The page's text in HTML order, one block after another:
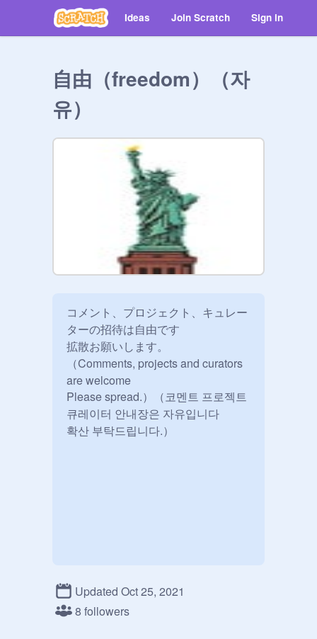
Ideas Join Scratch Sign in
自由（freedom）（자
유）
コメント、プロジェクト、キュレー
ターの招待は自由です
拡散お願いします。
（Comments, projects and curators
are welcome
Please spread.）（코멘트 프로젝트
큐레이터 안내장은 자유입니다
확산 부탁드립니다.）
Updated Oct 25, 2021
8 followers